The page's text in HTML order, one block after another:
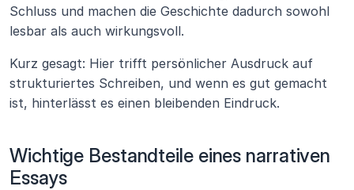
Schluss und machen die Geschichte dadurch sowohl
lesbar als auch wirkungsvoll.
Kurz gesagt: Hier trifft persönlicher Ausdruck auf
strukturiertes Schreiben, und wenn es gut gemacht
ist, hinterlässt es einen bleibenden Eindruck.
Wichtige Bestandteile eines narrativen
Essays